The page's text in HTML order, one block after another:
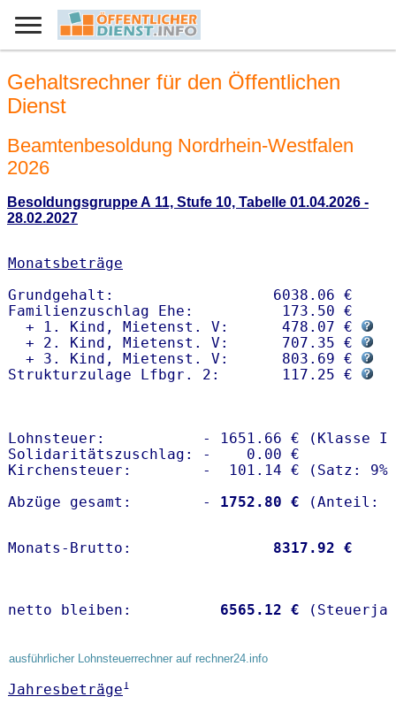
Gehaltsrechner für den Öffentlichen
Dienst
Beamtenbesoldung Nordrhein-Westfalen
2026
Besoldungsgruppe A 11, Stufe 10, Tabelle 01.04.2026 -
28.02.2027
Monatsbeträge
Grundgehalt:                  6038.06 €
Familienzuschlag Ehe:          173.50 €
  + 1. Kind, Mietenst. V:      478.07 €
  + 2. Kind, Mietenst. V:      707.35 €
  + 3. Kind, Mietenst. V:      803.69 €
Strukturzulage Lfbgr. 2:       117.25 €
Lohnsteuer:           - 1651.66 € (Klasse
Solidaritätszuschlag: -    0.00 €
Kirchensteuer:        -  101.14 € (Satz: 9%)
Abzüge gesamt:        -
1752.80 €
Monats-Brutto: 8317.92 €
netto bleiben: 6565.12 €
ausführlicher Lohnsteuerrechner auf rechner24.info
Jahresbeträge1